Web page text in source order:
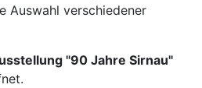
Auswahl verschiedener
"90 Jahre Sirnau"